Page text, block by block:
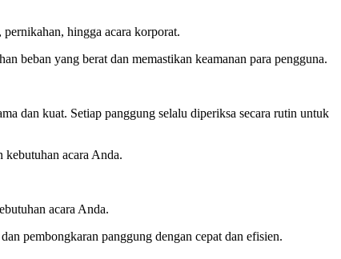
hingga acara korporat.
beban yang berat dan memastikan keamanan para pengguna.
dan kuat. Setiap panggung selalu diperiksa secara rutin untuk
acara Anda.
acara Anda.
pembongkaran panggung dengan cepat dan efisien.